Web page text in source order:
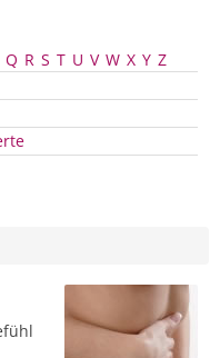
Q R S T U V W X Y Z